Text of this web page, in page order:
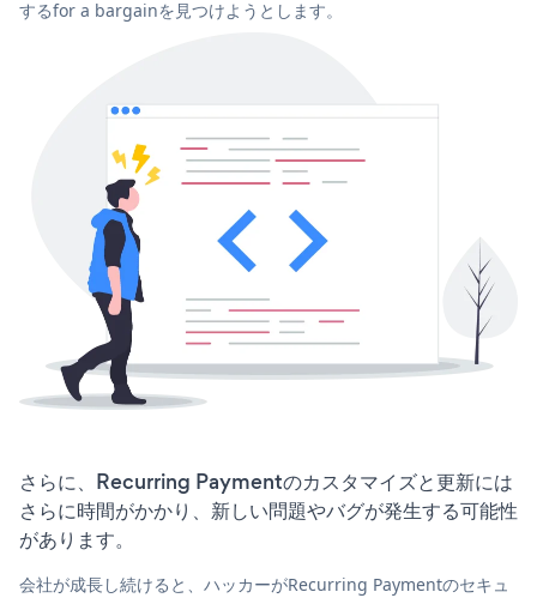
するfor a bargainを見つけようとします。
さらに、Recurring Paymentのカスタマイズと更新には
さらに時間がかかり、新しい問題やバグが発生する可能性
があります。
会社が成長し続けると、ハッカーがRecurring Paymentのセキュ